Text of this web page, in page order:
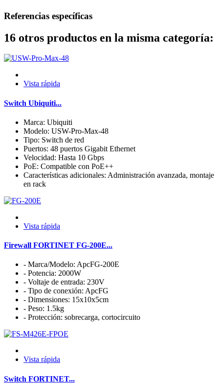
Referencias específicas
16 otros productos en la misma categoría:
Vista rápida
Switch Ubiquiti...
Marca: Ubiquiti
Modelo: USW-Pro-Max-48
Tipo: Switch de red
Puertos: 48 puertos Gigabit Ethernet
Velocidad: Hasta 10 Gbps
PoE: Compatible con PoE++
Características adicionales: Administración avanzada, montaje
en rack
Vista rápida
Firewall FORTINET FG-200E...
- Marca/Modelo: ApcFG-200E
- Potencia: 2000W
- Voltaje de entrada: 230V
- Tipo de conexión: ApcFG
- Dimensiones: 15x10x5cm
- Peso: 1.5kg
- Protección: sobrecarga, cortocircuito
Vista rápida
Switch FORTINET...